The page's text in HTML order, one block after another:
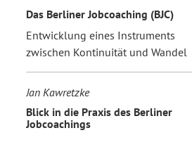
Das Berliner Jobcoaching (BJC)
Entwicklung eines Instruments
zwischen Kontinuität und Wandel
Jan Kawretzke
Blick in die Praxis des Berliner
Jobcoachings